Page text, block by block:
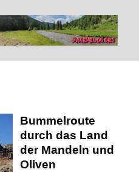
Bummelroute
durch das Land
der Mandeln und
Oliven